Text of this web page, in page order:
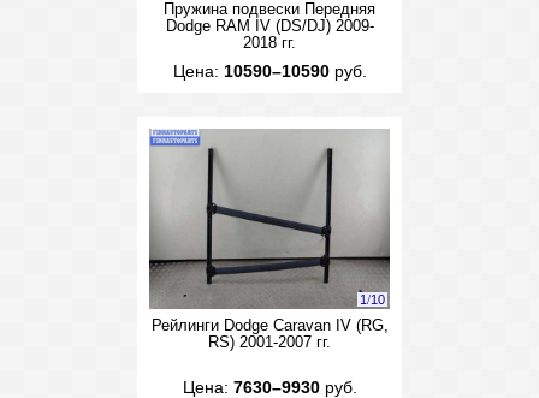
Пружина подвески Передняя
Dodge RAM IV (DS/DJ) 2009-
2018 гг.
Цена: 10590–10590руб.
1/10
Рейлинги Dodge Caravan IV (RG,
RS) 2001-2007 гг.
Цена: 7630–9930руб.